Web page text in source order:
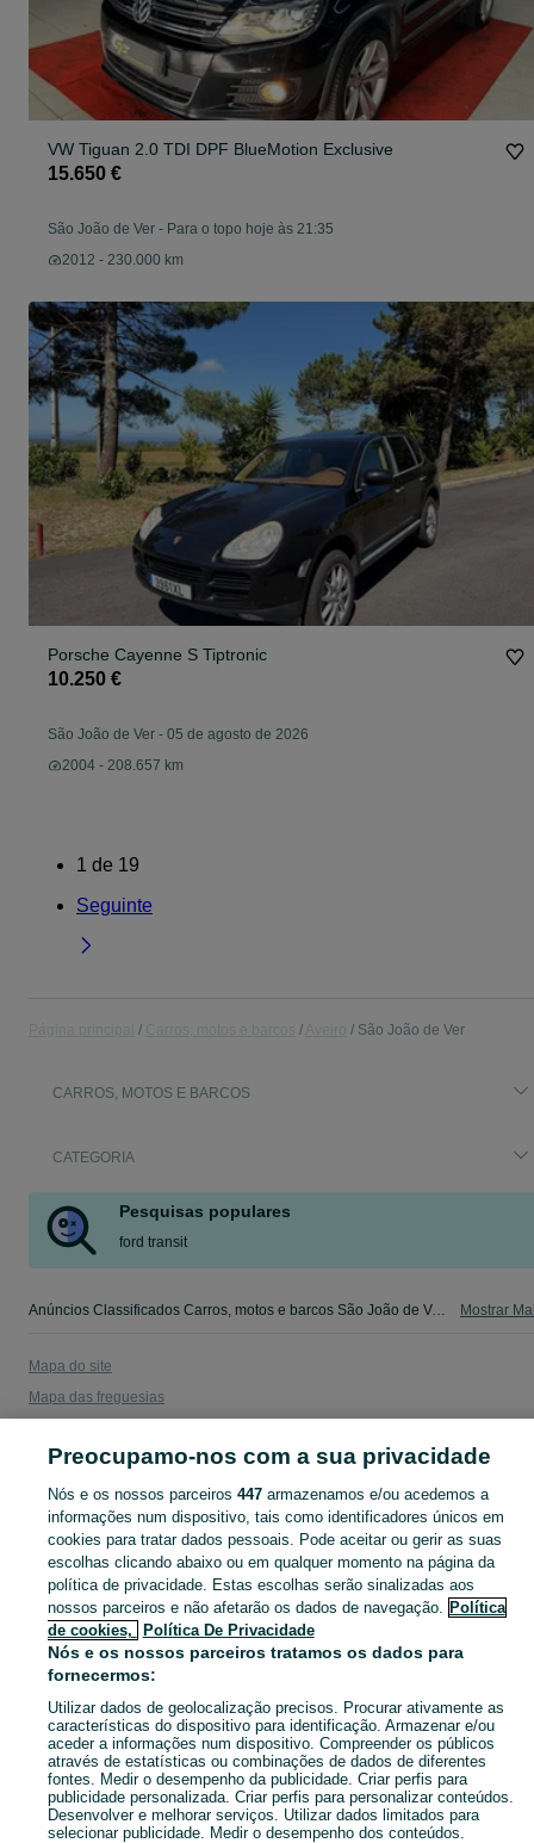
VW Tiguan 2.0 TDI DPF BlueMotion Exclusive
15.650 €
São João de Ver - Para o topo hoje às 21:35
2012 - 230.000 km
Porsche Cayenne S Tiptronic
10.250 €
São João de Ver - 05 de agosto de 2026
2004 - 208.657 km
1 de 19
Seguinte
São João de Ver
CARROS, MOTOS E BARCOS
CATEGORIA
Pesquisas populares
ford transit
Anúncios Classificados Carros, motos e barcos São João de Ver - camiões, salvados,autocaravanas, scooters e outros. Veja os anúncios ou publique o seu anúncio grátis no OLX Portugal. Mostrar
Mapa do site
Mapa das freguesias
Pesquisas populares
Preocupamo-nos com a sua privacidade
Nós e os nossos parceiros 447armazenamos e/ou acedemos a
informações num dispositivo, tais como identificadores únicos em
cookies para tratar dados pessoais. Pode aceitar ou gerir as suas
escolhas clicando abaixo ou em qualquer momento na página da
política de privacidade. Estas escolhas serão sinalizadas aos
nossos parceiros e não afetarão os dados de navegação. Política
de cookies,
Política De Privacidade
Nós e os nossos parceiros tratamos os dados para
fornecermos:
Utilizar dados de geolocalização precisos. Procurar ativamente as
características do dispositivo para identificação. Armazenar e/ou
aceder a informações num dispositivo. Compreender os públicos
através de estatísticas ou combinações de dados de diferentes
fontes. Medir o desempenho da publicidade. Criar perfis para
publicidade personalizada. Criar perfis para personalizar conteúdos.
Desenvolver e melhorar serviços. Utilizar dados limitados para
selecionar publicidade. Medir o desempenho dos conteúdos.